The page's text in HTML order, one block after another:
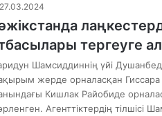
27.03.2024
тергеуге
Шамсиддиннің үйі
жерде орналасқан
Кишлак Райобиде
Агенттіктердің тілшісі